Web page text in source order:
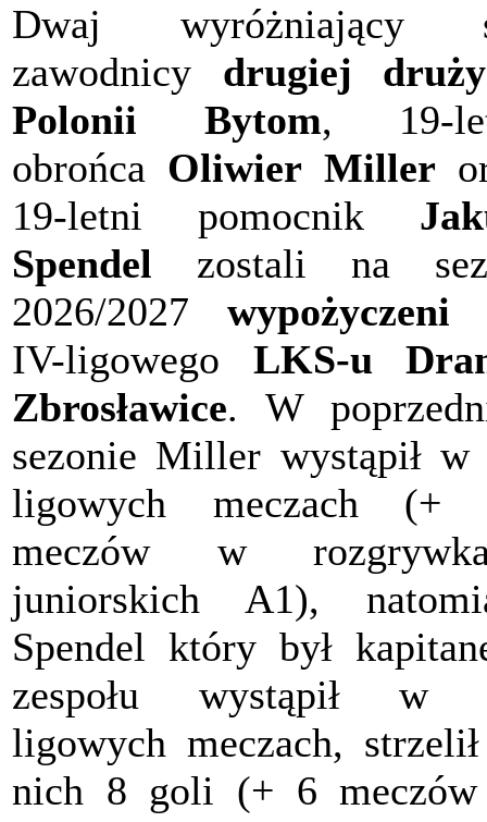
Dwaj wyróżniający
zawodnicy drugiej
Polonii Bytom, 19-
obrońca Oliwier Miller
19-letni pomocnik
Spendel zostali na
2026/2027 wypożyczeni
IV-ligowego LKS-u
Zbrosławice. W
sezonie Miller wystąpił w
ligowych meczach (+
meczów w
juniorskich A1),
Spendel który był
zespołu wystąpił w
ligowych meczach,
nich 8 goli (+ 6